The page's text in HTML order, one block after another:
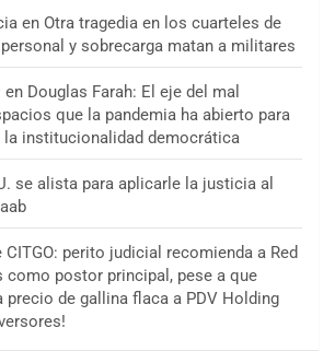
en Otra tragedia en los cuarteles de
y sobrecarga matan a militares
en Douglas Farah: El eje del mal
que la pandemia ha abierto para
la institucionalidad democrática
se alista para aplicarle la justicia al
CITGO: perito judicial recomienda a Red
como postor principal, pese a que
precio de gallina flaca a PDV Holding